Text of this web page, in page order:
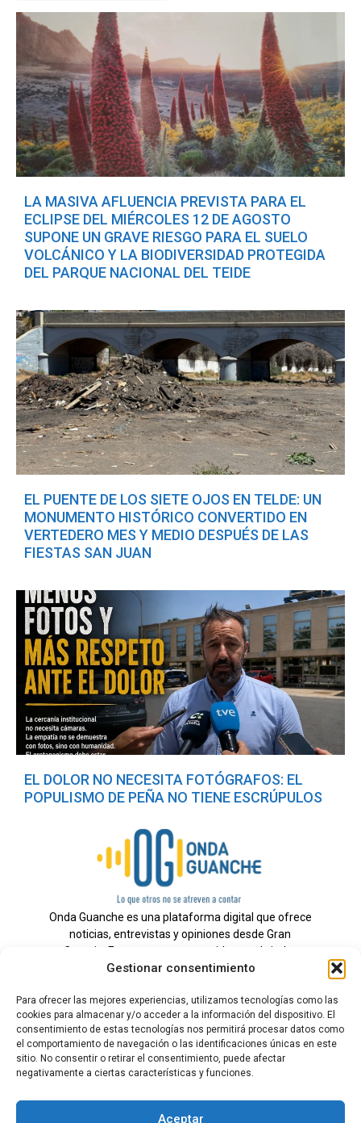
Gestionar consentimiento
Para ofrecer las mejores experiencias, utilizamos tecnologías como las
cookies para almacenar y/o acceder a la información del dispositivo. El
consentimiento de estas tecnologías nos permitirá procesar datos como
el comportamiento de navegación o las identificaciones únicas en este
sitio. No consentir o retirar el consentimiento, puede afectar
negativamente a ciertas características y funciones.
Aceptar
LA MASIVA AFLUENCIA PREVISTA PARA EL
ECLIPSE DEL MIÉRCOLES 12 DE AGOSTO
SUPONE UN GRAVE RIESGO PARA EL SUELO
VOLCÁNICO Y LA BIODIVERSIDAD PROTEGIDA
DEL PARQUE NACIONAL DEL TEIDE
EL PUENTE DE LOS SIETE OJOS EN TELDE: UN
MONUMENTO HISTÓRICO CONVERTIDO EN
VERTEDERO MES Y MEDIO DESPUÉS DE LAS
FIESTAS SAN JUAN
EL DOLOR NO NECESITA FOTÓGRAFOS: EL
POPULISMO DE PEÑA NO TIENE ESCRÚPULOS
Onda Guanche es una plataforma digital que ofrece
noticias, entrevistas y opiniones desde Gran
Canaria. Estamos comprometidos con brindar
información veraz y un periodismo independiente a
Todos los derechos reservados.
Radio
Contacto